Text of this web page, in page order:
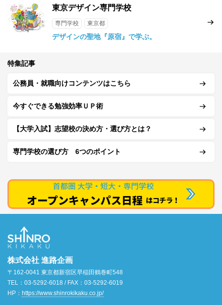
東京デザイン専門学校
専門学校 東京都
デザインの聖地『原宿』で学ぶ。
特集記事
公務員・就職向けコンテンツはこちら
今すぐできる勉強効率ＵＰ術
【大学入試】志望校の決め方・選び方とは？
専門学校の選び方 6つのポイント
株式会社 進路企画
〒162-0041 東京都新宿区早稲田鶴巻町548
TEL：03-5292-6018 / FAX：03-5292-6019
HP： https://www.shinrokikaku.co.jp/